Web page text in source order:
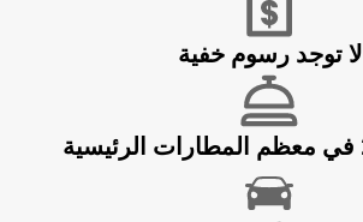
SYDNEY CITYلا توجد رسوم خفية